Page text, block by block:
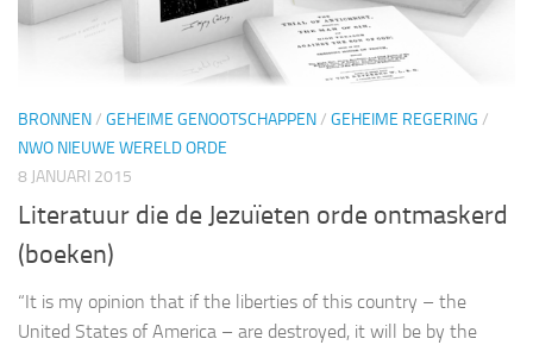
BRONNEN/ GEHEIME GENOOTSCHAPPEN/ GEHEIME REGERING /
NWO NIEUWE WERELD ORDE
8 JANUARI 2015
Literatuur die de Jezuïeten orde ontmaskerd
(boeken)
“It is my opinion that if the liberties of this country – the
United States of America – are destroyed, it will be by the